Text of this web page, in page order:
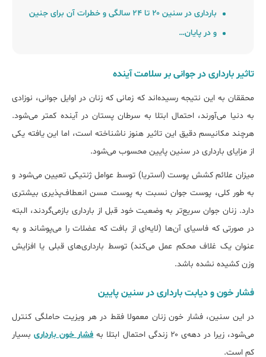
بارداری در سنین ۲۰ تا ۲۴ سالگی و خطرات آن برای جنین
و در پایان…
تاثیر بارداری در جوانی بر سلامت آینده
محققان به این نتیجه رسیده‌اند که زمانی که زنان در اوایل جوانی، نوزادی
به دنیا می‌آورند، احتمال ابتلا به سرطان پستان در آینده کمتر می‌شود.
هرچند مکانیسم دقیق این تاثیر هنوز ناشناخته است، اما این یافته یکی
از مزایای بارداری در سنین پایین محسوب می‌شود.
میزان علائم کشش پوست (استریا) توسط عوامل ژنتیکی تعیین می‌شود و
به طور کلی، پوست جوان نسبت به پوست مسن انعطاف‌پذیری بیشتری
دارد. زنان جوان سریع‌تر به وضعیت خود قبل از بارداری بازمی‌گردند، البته
در صورتی که فاسیای آن‌ها (لایه‌ای از بافت که عضلات را می‌پوشاند و به
عنوان یک غلاف محکم عمل می‌کند) توسط بارداری‌های قبلی یا افزایش
وزن کشیده نشده باشد.
فشار خون و دیابت بارداری در سنین پایین
در این سنین، فشار خون زنان معمولا فقط در هر ویزیت حاملگی کنترل
می‌شود، زیرا در دهه‌ی ۲۰ زندگی احتمال ابتلا به
فشار خون بارداریبسیار
کم است.